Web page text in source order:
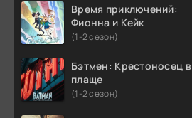
Время приключений:
Фионна и Кейк
(1-2 сезон)
Бэтмен: Крестоносец в
плаще
(1-2 сезон)